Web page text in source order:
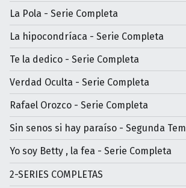
La Pola - Serie Completa
La hipocondríaca - Serie Completa
Te la dedico - Serie Completa
Verdad Oculta - Serie Completa
Rafael Orozco - Serie Completa
Sin senos si hay paraíso - Segunda
Yo soy Betty , la fea - Serie Completa
2-SERIES COMPLETAS